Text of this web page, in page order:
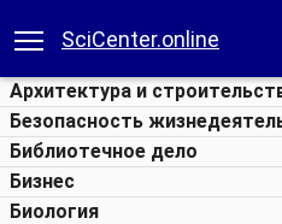
SciCenter.online
Архитектура и
Безопасность
Библиотечное дело
Бизнес
Биология